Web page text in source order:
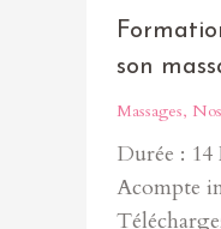
son
Massages,
Durée :
Acompte